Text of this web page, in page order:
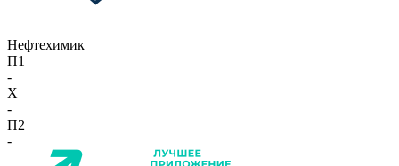
Нефтехимик
П1
-
X
-
П2
-